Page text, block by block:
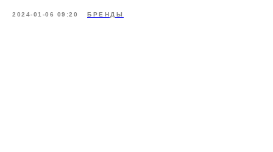
2024-01-06 09:20 БРЕНДЫ